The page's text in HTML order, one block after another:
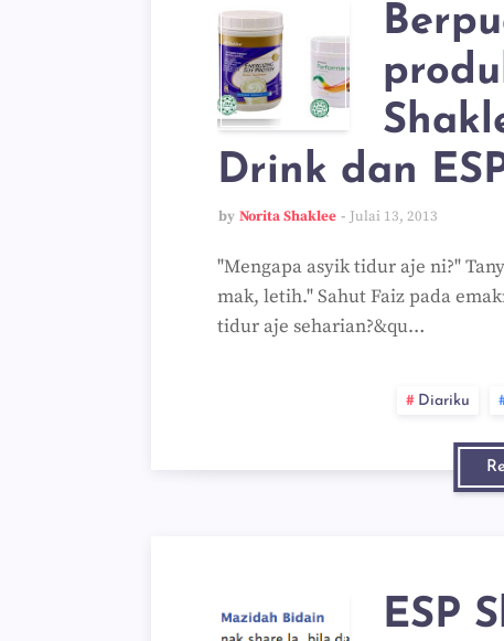
Drink dan
by Norita Shaklee Julai 13, 2013
"Mengapa asyik tidur aje ni?"
mak, letih." Sahut Faiz pada
tidur aje seharian?&qu…
Diariku
ESP